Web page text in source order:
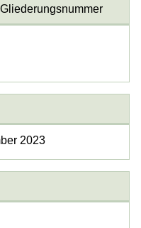
2023